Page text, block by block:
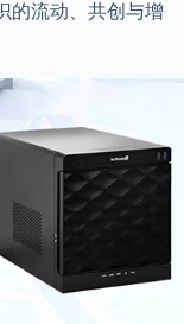
的流动、共创与增